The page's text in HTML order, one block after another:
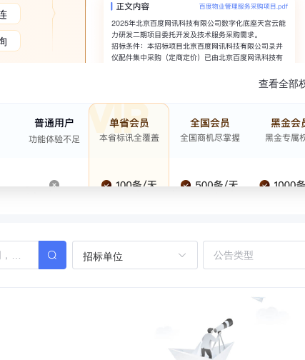
查看全部
招标单位